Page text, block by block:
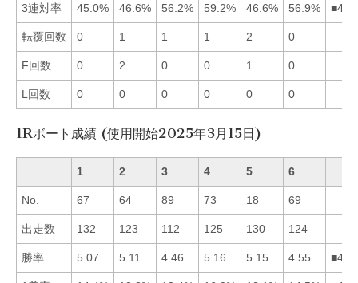
3連対率 45.0% 46.6% 56.2% 59.2% 46.6% 56.9%
転覆回数 0 1 1 1 2 0
F回数 0 2 0 0 1 0
L回数 0 0 0 0 0 0
1Rボート成績 (使用開始2025年3月15日)
1 2 3 4 5 6
No. 67 64 89 73 18 69
出走数 132 123 112 125 130 124
勝率 5.07 5.11 4.46 5.16 5.15 4.55